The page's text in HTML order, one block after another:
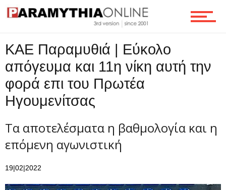
ΚΑΕ Παραμυθιά | Εύκολο
απόγευμα και 11η νίκη αυτή την
φορά επι του Πρωτέα
Ηγουμενίτσας
Τα αποτελέσματα η βαθμολογία και η
επόμενη αγωνιστική
19|02|2022